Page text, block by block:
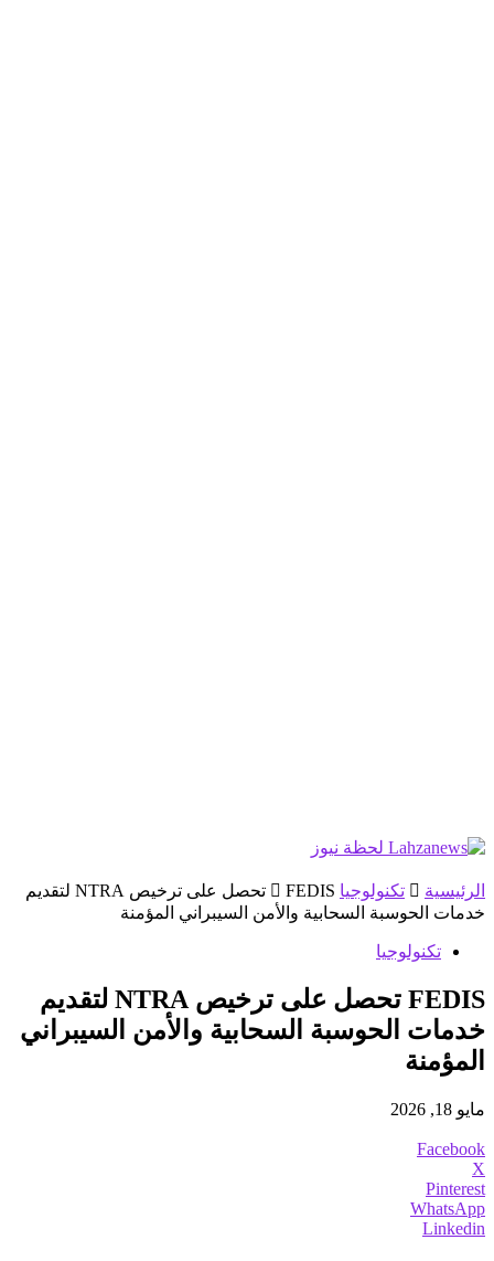
الرئيسية تكنولوجيا
FEDIS تحصل على ترخيص NTRA لتقديم
خدمات الحوسبة السحابية والأمن السيبراني المؤمنة
تكنولوجيا
FEDIS تحصل على ترخيص NTRA لتقديم
خدمات الحوسبة السحابية والأمن السيبراني
المؤمنة
مايو 18, 2026
Facebook
X
Pinterest
WhatsApp
Linkedin